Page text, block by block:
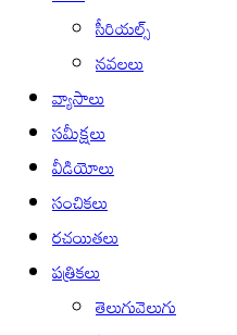
సీరియల్స్
నవలలు
వ్యాసాలు
సమీక్షలు
వీడియోలు
సంచికలు
రచయితలు
పత్రికలు
తెలుగువెలుగు